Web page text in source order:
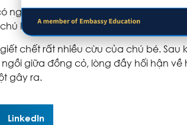
nghe tiếng chú kêu, không một ai
lại bày trò nói dối như trước.
chết rất nhiều cừu của chú bé.
giữa đồng cỏ, lòng đầy hối hận
gây ra.
LinkedIn